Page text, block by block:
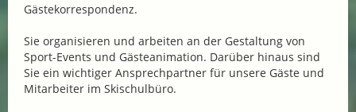
Gästekorrespondenz.
Sie organisieren und arbeiten an der Gestaltung von
Sport-Events und Gästeanimation. Darüber hinaus sind
Sie ein wichtiger Ansprechpartner für unsere Gäste und
Mitarbeiter im Skischulbüro.